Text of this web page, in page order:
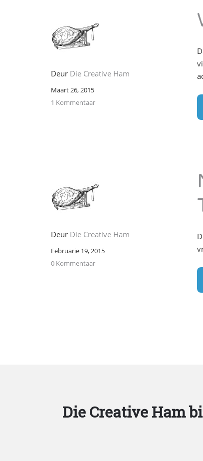
Deur Die Creative Ham
Maart 26, 2015
1 Kommentaar
Deur Die Creative Ham
Februarie 19, 2015
0 Kommentaar
Die Creative Ham